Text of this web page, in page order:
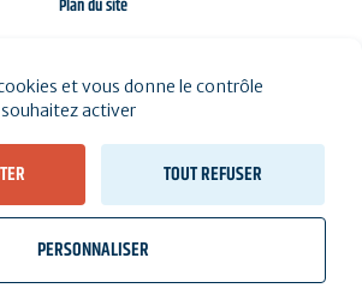
Plan du site
et vous donne le contrôle
activer
TOUT REFUSER
PERSONNALISER